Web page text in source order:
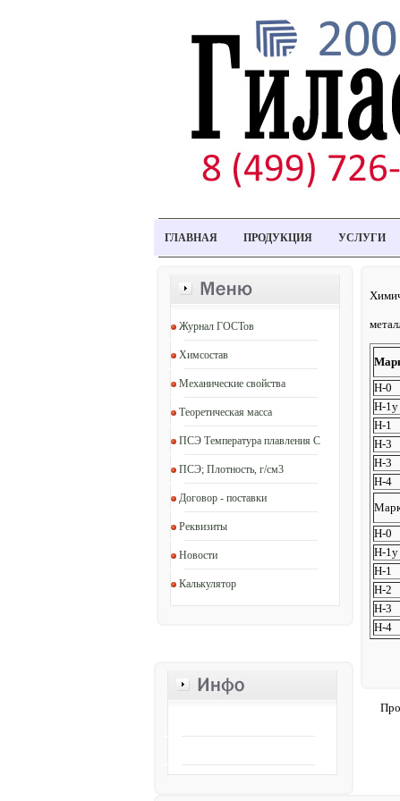
ГЛАВНАЯ ПРОДУКЦИЯ УСЛУГИ
Журнал ГОСТов
Химсостав
Механические свойства
Теоретическая масса
ПСЭ Температура плавления C
ПСЭ; Плотность, г/см3
Договор - поставки
Реквизиты
Новости
Калькулятор
Н-0
Н-1у
Н-1
Н-3
Н-3
Н-4
Н-0
Н-1у
Н-1
Н-2
Н-3
Н-4